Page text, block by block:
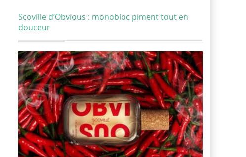
Scoville d’Obvious : monobloc piment tout en
douceur